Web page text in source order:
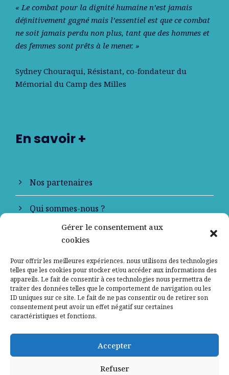
Gérer le consentement aux
cookies
Pour offrir les meilleures expériences, nous utilisons des technologies
telles que les cookies pour stocker et/ou accéder aux informations des
appareils. Le fait de consentir à ces technologies nous permettra de
traiter des données telles que le comportement de navigation ou les
ID uniques sur ce site. Le fait de ne pas consentir ou de retirer son
consentement peut avoir un effet négatif sur certaines
caractéristiques et fonctions.
Accepter
Refuser
« Le combat pour la dignité humaine n’est jamais
déﬁnitivement gagné mais l’essentiel est que ce combat
ne soit jamais perdu non plus, tant que des hommes et
des femmes sont prêts à le mener. »
Sydney Chouraqui, Résistant, co-fondateur du
Mémorial du Camp des Milles
En savoir +
Nos partenaires
Qui sommes-nous ?
Contactez-nous
Mentions légales
Politique de confidentialité